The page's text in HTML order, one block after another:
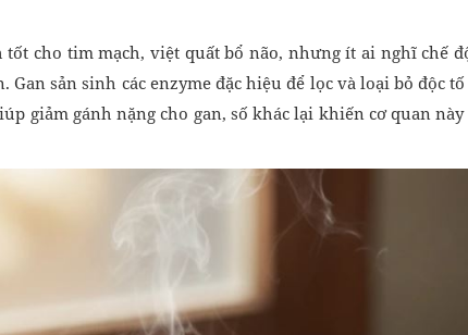
cho tim mạch, việt quất bổ não, nhưng ít ai nghĩ chế
Gan sản sinh các enzyme đặc hiệu để lọc và loại bỏ độc
giảm gánh nặng cho gan, số khác lại khiến cơ quan